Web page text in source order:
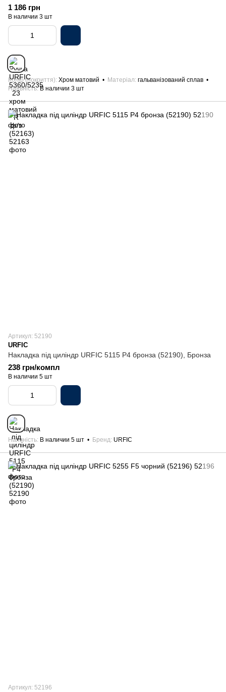
1 186 грн
В наличии 3 шт
Колір (покриття) Хром матовий Матеріал гальванізований сплав
Наявність В наличии 3 шт
Артикул: 52190
URFIC
Накладка під циліндр URFIC 5115 P4 бронза (52190), Бронза
238 грн/компл
В наличии 5 шт
Наявність В наличии 5 шт Бренд URFIC
Артикул: 52196